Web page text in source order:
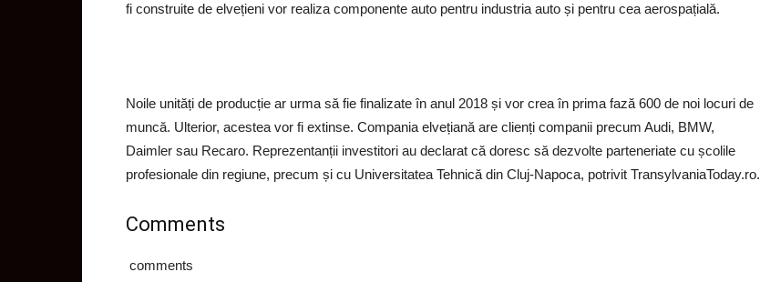
fi construite de elvețieni vor realiza componente auto pentru industria auto și pentru cea aerospațială.
Noile unități de producție ar urma să fie finalizate în anul 2018 și vor crea în prima fază 600 de noi locuri de
muncă. Ulterior, acestea vor fi extinse. Compania elvețiană are clienți companii precum Audi, BMW,
Daimler sau Recaro. Reprezentanții investitori au declarat că doresc să dezvolte parteneriate cu școlile
profesionale din regiune, precum și cu Universitatea Tehnică din Cluj-Napoca, potrivit TransylvaniaToday.ro.
Comments
comments